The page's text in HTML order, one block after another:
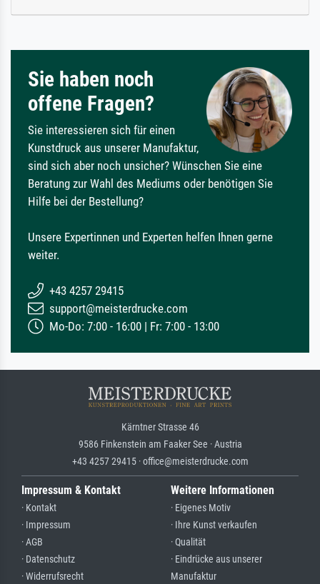
Sie haben noch
offene Fragen?
Sie interessieren sich für einen
Kunstdruck aus unserer Manufaktur,
sind sich aber noch unsicher? Wünschen Sie eine
Beratung zur Wahl des Mediums oder benötigen Sie
Hilfe bei der Bestellung?
Unsere Expertinnen und Experten helfen Ihnen gerne
weiter.
+43 4257 29415
support@meisterdrucke.com
Mo-Do: 7:00 - 16:00 | Fr: 7:00 - 13:00
Kärntner Strasse 46
9586 Finkenstein am Faaker See · Austria
+43 4257 29415 · office@meisterdrucke.com
Impressum & Kontakt
· Kontakt
· Impressum
· AGB
· Datenschutz
· Widerrufsrecht
Weitere Informationen
· Eigenes Motiv
· Ihre Kunst verkaufen
· Qualität
· Eindrücke aus unserer
Manufaktur